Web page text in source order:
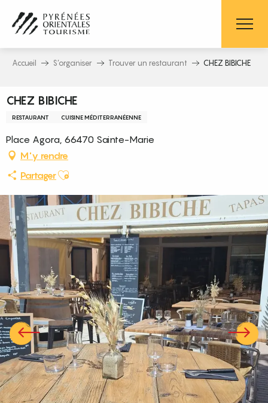
contenu
principal
Accueil S’organiser Trouver un restaurant CHEZ BIBICHE
CHEZ BIBICHE
RESTAURANT CUISINE MÉDITERRANÉENNE
Place Agora, 66470 Sainte-Marie
M'y rendre
PartagerAjouter aux favoris